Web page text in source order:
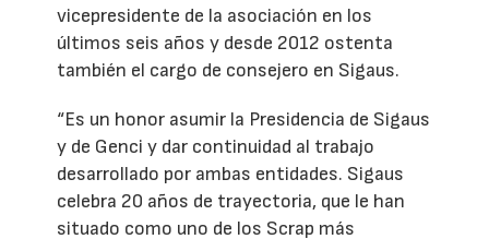
vicepresidente de la asociación en los
últimos seis años y desde 2012 ostenta
también el cargo de consejero en Sigaus.
“Es un honor asumir la Presidencia de Sigaus
y de Genci y dar continuidad al trabajo
desarrollado por ambas entidades. Sigaus
celebra 20 años de trayectoria, que le han
situado como uno de los Scrap más